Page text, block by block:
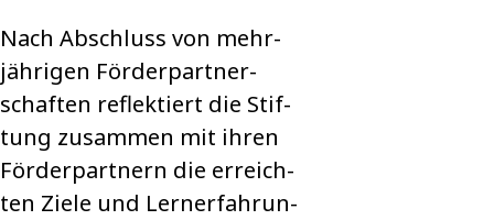
Nach Abschluss von mehr­
jäh­ri­gen För­der­part­ner­
schaf­ten reflek­tiert die Stif­
tung zusam­men mit ihren
För­der­part­nern die erreich­
ten Ziele und Lern­erfah­run­